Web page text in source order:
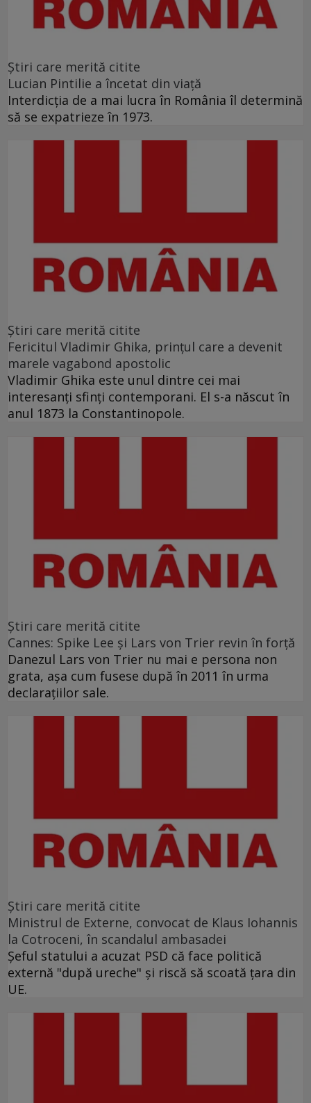
Ştiri care merită citite
Lucian Pintilie a încetat din viață
Interdicţia de a mai lucra în România îl determină
să se expatrieze în 1973.
Ştiri care merită citite
Fericitul Vladimir Ghika, prințul care a devenit
marele vagabond apostolic
Vladimir Ghika este unul dintre cei mai
interesanți sfinți contemporani. El s-a născut în
anul 1873 la Constantinopole.
Ştiri care merită citite
Cannes: Spike Lee şi Lars von Trier revin în forţă
Danezul Lars von Trier nu mai e persona non
grata, aşa cum fusese după în 2011 în urma
declaraţiilor sale.
Ştiri care merită citite
Ministrul de Externe, convocat de Klaus Iohannis
la Cotroceni, în scandalul ambasadei
Şeful statului a acuzat PSD că face politică
externă "după ureche" şi riscă să scoată ţara din
UE.